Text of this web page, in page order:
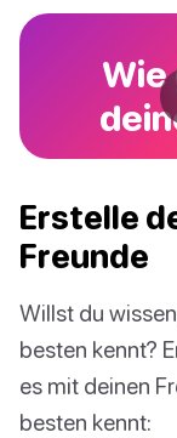
Wie
Erstelle
Freunde
Willst du
besten kennt?
es mit deinen
besten kennt: